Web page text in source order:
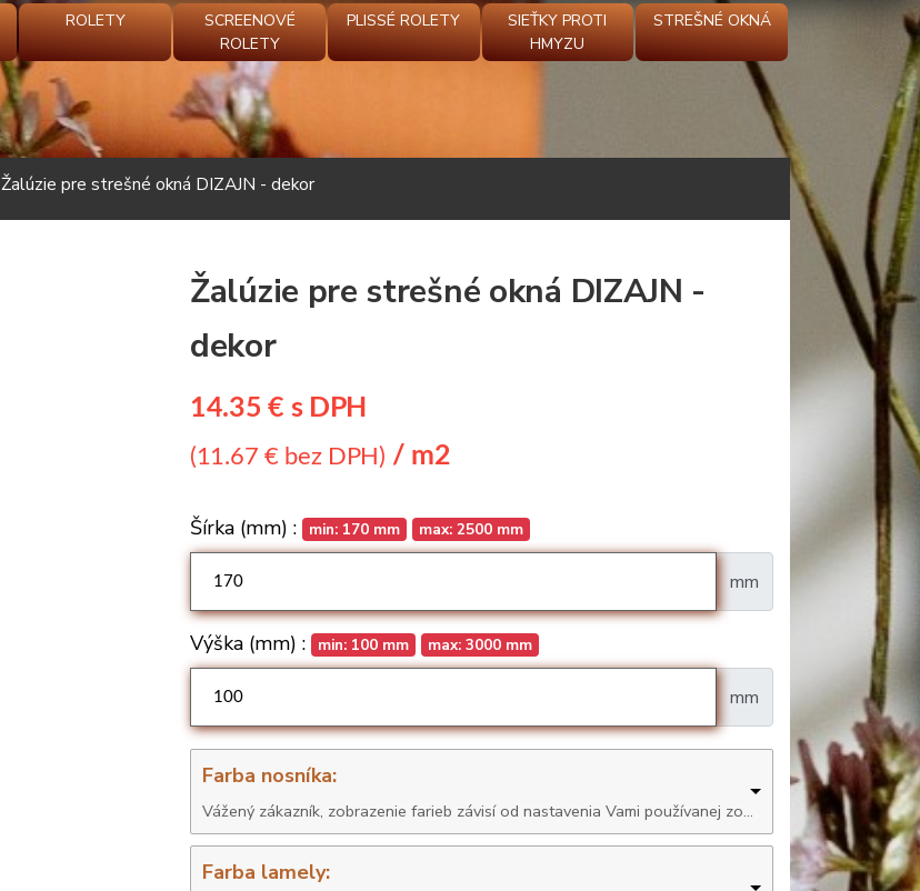
ROLETY
SCREENOVÉ
ROLETY
PLISSÉ ROLETY
SIEŤKY PROTI
HMYZU
STREŠNÉ OKNÁ
Žalúzie pre strešné okná DIZAJN - dekor
Žalúzie pre strešné okná DIZAJN -
dekor
14.35 € s DPH
(11.67 € bez DPH) / m2
Šírka (mm) : min: 170 mm max: 2500 mm
mm
Výška (mm) : min: 100 mm max: 3000 mm
mm
Farba nosníka:
Farba lamely: